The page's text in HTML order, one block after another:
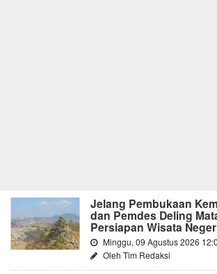
Jelang Pembukaan
dan Pemdes Deling
Persiapan Wisata
Minggu, 09 Agustus 2026
Oleh Tim Redaksi